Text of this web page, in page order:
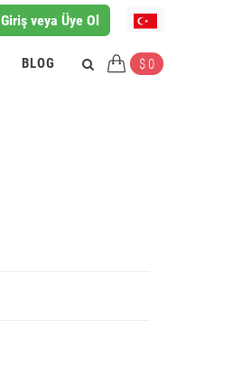
Giriş veya Üye Ol
BLOG $ 0